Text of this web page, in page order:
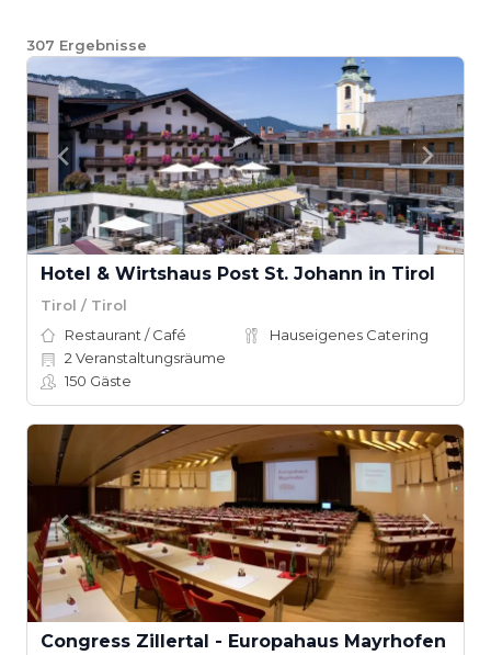
307 Ergebnisse
Hotel & Wirtshaus Post St. Johann in Tirol
Tirol / Tirol
Restaurant / Café
Hauseigenes Catering
2 Veranstaltungsräume
150 Gäste
Congress Zillertal - Europahaus Mayrhofen